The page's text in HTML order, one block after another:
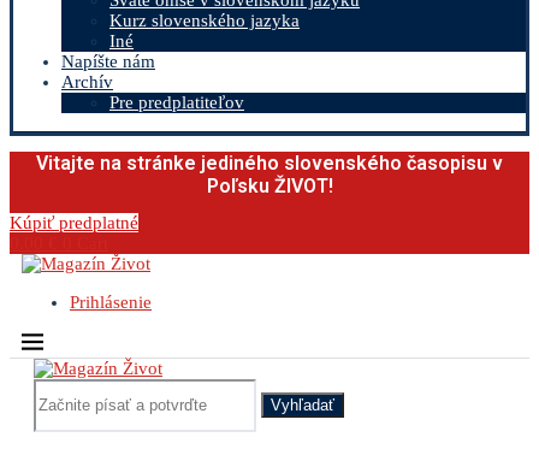
Kurz slovenského jazyka
Iné
Napíšte nám
Archív
Pre predplatiteľov
Vitajte na stránke jediného slovenského časopisu v
Poľsku ŽIVOT!
Kúpiť predplatné
Prihlásenie
Vyhľadať